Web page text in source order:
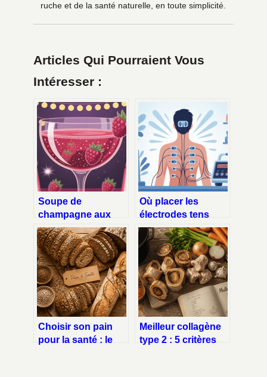
ruche et de la santé naturelle, en toute simplicité.
Articles Qui Pourraient Vous
Intéresser :
Soupe de
champagne aux
framboises : la
recette chic qui
reste facile
Où placer les
électrodes tens
pour soulager la
douleur
efficacement
Choisir son pain
pour la santé : le
Meilleur collagène
type 2 : 5 critères